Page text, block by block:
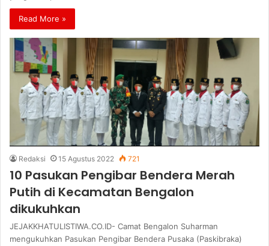
Read More »
Redaksi 15 Agustus 2022 721
10 Pasukan Pengibar Bendera Merah
Putih di Kecamatan Bengalon
dikukuhkan
JEJAKKHATULISTIWA.CO.ID- Camat Bengalon Suharman
mengukuhkan Pasukan Pengibar Bendera Pusaka (Paskibraka)